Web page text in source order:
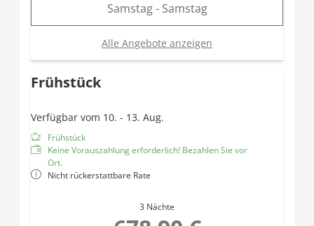
Samstag - Samstag
Alle Angebote anzeigen
Frühstück
Verfügbar vom 10. - 13. Aug.
Frühstück
Keine Vorauszahlung erforderlich! Bezahlen Sie vor
Ort.
Nicht rückerstattbare Rate
3 Nächte